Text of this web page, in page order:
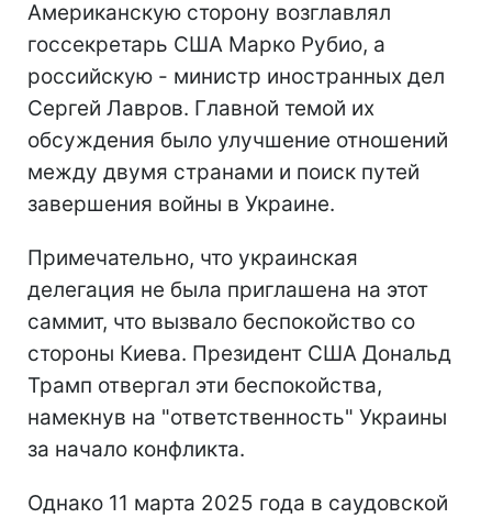
Американскую сторону возглавлял
госсекретарь США Марко Рубио, а
российскую - министр иностранных дел
Сергей Лавров. Главной темой их
обсуждения было улучшение отношений
между двумя странами и поиск путей
завершения войны в Украине.
Примечательно, что украинская
делегация не была приглашена на этот
саммит, что вызвало беспокойство со
стороны Киева. Президент США Дональд
Трамп отвергал эти беспокойства,
намекнув на "ответственность" Украины
за начало конфликта.
Однако 11 марта 2025 года в саудовской